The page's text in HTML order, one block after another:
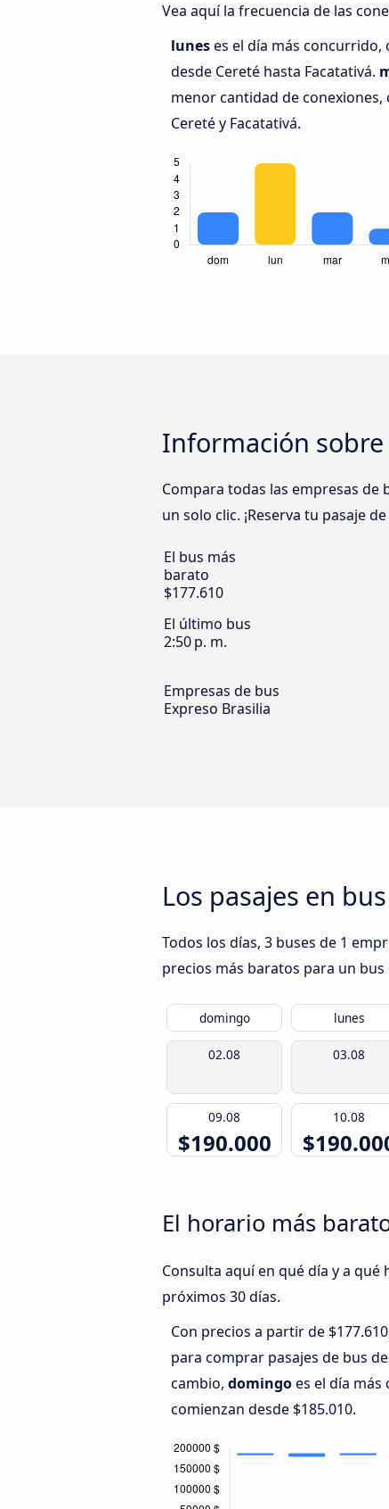
Vea aquí la frecuencia de las
luneses el día más concurrido,
desde Cereté hasta Facatativá.
menor cantidad de
Cereté y Facatativá.
Información sobre
Compara todas las empresas de
un solo clic. ¡Reserva tu pasaje
El bus más
barato
$177.610
El último bus
2:50 p. m.
Empresas de bus
Expreso Brasilia
Los pasajes en
Todos los días, 3 buses de 1
precios más baratos para un
domingo lunes
02.08 03.08
09.08
$190.000
10.08
El horario más
Consulta aquí en qué día y a
próximos 30 días.
Con precios a partir de
para comprar pasajes de bus
cambio, domingoes el día
comienzan desde $185.010.